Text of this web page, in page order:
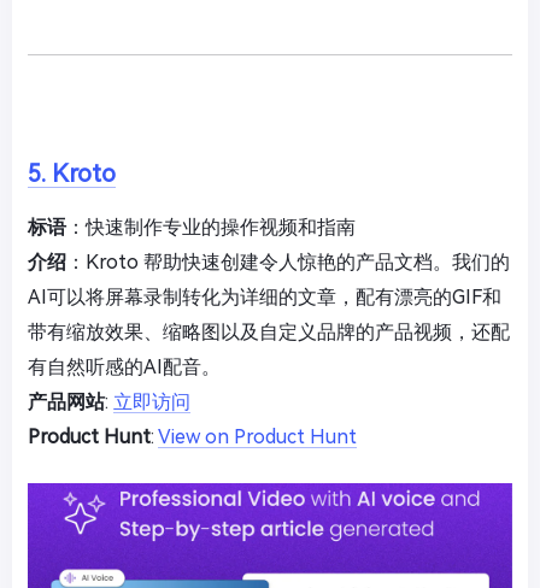
5. Kroto
标语：快速制作专业的操作视频和指南
介绍 ：Kroto 帮助快速创建令人惊艳的产品文档。我们的
AI可以将屏幕录制转化为详细的文章，配有漂亮的GIF和
带有缩放效果、缩略图以及自定义品牌的产品视频，还配
有自然听感的AI配音。
产品网站: 立即访问
Product Hunt: View on Product Hunt